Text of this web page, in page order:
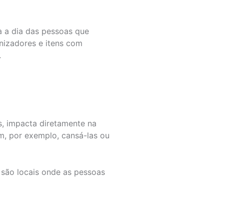
a dia das pessoas que
e itens com
impacta diretamente na
por exemplo, cansá-las ou
locais onde as pessoas